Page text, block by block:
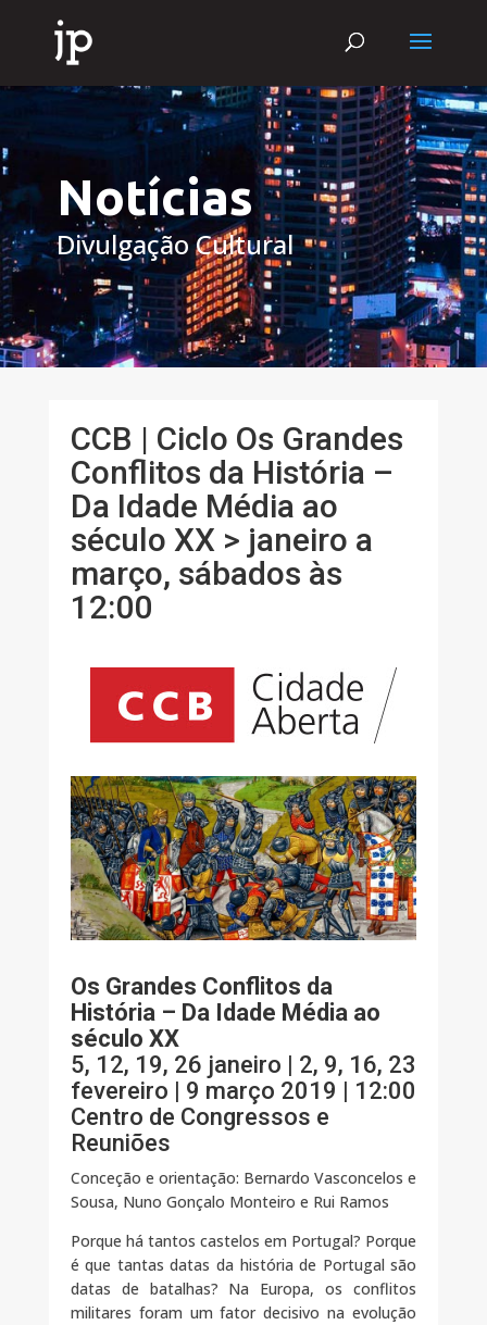
Notícias
Divulgação Cultural
CCB | Ciclo Os Grandes
Conflitos da História –
Da Idade Média ao
século XX > janeiro a
março, sábados às
12:00
Os Grandes Conflitos da
História – Da Idade Média ao
século XX
5, 12, 19, 26 janeiro | 2, 9, 16, 23
fevereiro | 9 março 2019 | 12:00
Centro de Congressos e
Reuniões
Conceção e orientação: Bernardo Vasconcelos e
Sousa, Nuno Gonçalo Monteiro e Rui Ramos
Porque há tantos castelos em Portugal? Porque
é que tantas datas da história de Portugal são
datas de batalhas? Na Europa, os conflitos
militares foram um fator decisivo na evolução